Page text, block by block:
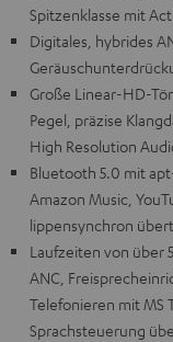
Spitzenklasse mit
Digitales, hybrides
Große Linear-HD-
Pegel, präzise
High Resolution
Bluetooth 5.0 mit
Amazon Music,
lippensynchron
Laufzeiten von über
ANC,
Telefonieren mit MS
Sprachsteuerung